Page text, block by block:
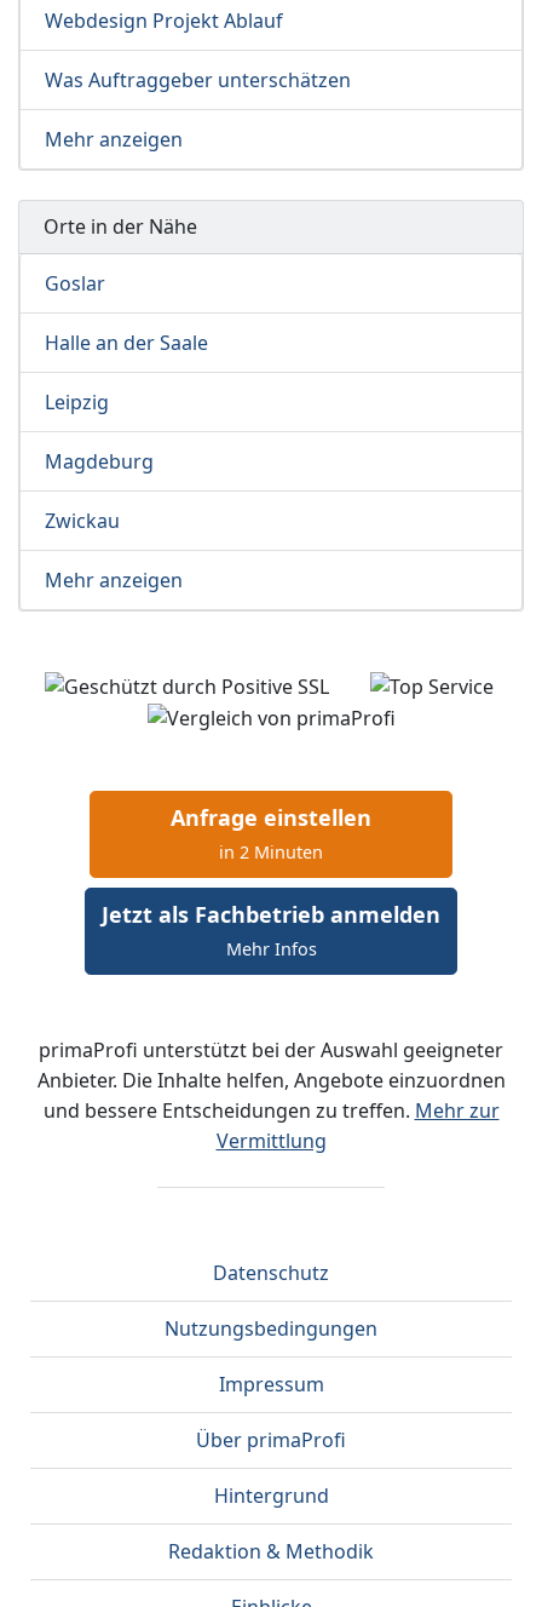
Webdesign Projekt Ablauf
Was Auftraggeber unterschätzen
Mehr anzeigen
Orte in der Nähe
Goslar
Halle an der Saale
Leipzig
Magdeburg
Zwickau
Mehr anzeigen
Anfrage einstellen
in 2 Minuten
Jetzt als Fachbetrieb anmelden
Mehr Infos
primaProfi unterstützt bei der Auswahl geeigneter
Anbieter. Die Inhalte helfen, Angebote einzuordnen
und bessere Entscheidungen zu treffen. Mehr zur
Vermittlung
Datenschutz
Nutzungsbedingungen
Impressum
Über primaProfi
Hintergrund
Redaktion & Methodik